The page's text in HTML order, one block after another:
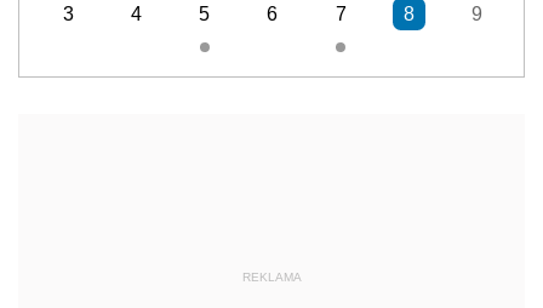
3 4 5 6 7 8 9
REKLAMA